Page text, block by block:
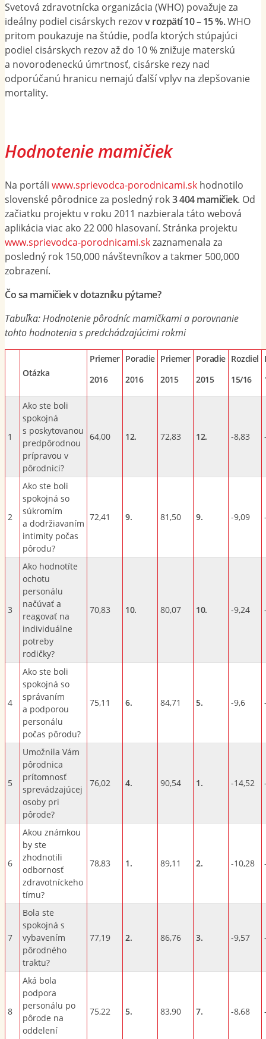
Svetová zdravotnícka organizácia (WHO) považuje za
ideálny podiel cisárskych rezovv rozpätí 10 – 15 %.WHO
pritom poukazuje na štúdie, podľa ktorých stúpajúci
podiel cisárskych rezov až do 10 % znižuje materskú
a novorodeneckú úmrtnosť, cisárske rezy nad
odporúčanú hranicu nemajú ďalší vplyv na zlepšovanie
mortality.
Hodnotenie mamičiek
Na portáli www.sprievodca-porodnicami.sk hodnotilo
slovenské pôrodnice za posledný rok3 404 mamičiek. Od
začiatku projektu v roku 2011 nazbierala táto webová
aplikácia viac ako 22 000 hlasovaní. Stránka projektu
www.sprievodca-porodnicami.skzaznamenala za
posledný rok 150,000 návštevníkov a takmer 500,000
zobrazení.
Čo sa mamičiek v dotazníku pýtame?
Tabuľka: Hodnotenie pôrodníc mamičkami a porovnanie
tohto hodnotenia s predchádzajúcimi rokmi
Otázka
Priemer
2016
Poradie
2016
Priemer
2015
Poradie
2015
Rozdiel
15/16
1
Ako ste boli
spokojná
s poskytovanou
predpôrodnou
prípravou v
pôrodnici?
64,00 12. 72,83 12. -8,83
2
Ako ste boli
spokojná so
súkromím
a dodržiavaním
intimity počas
pôrodu?
72,41 9. 81,50 9. -9,09
3
Ako hodnotíte
ochotu
personálu
načúvať a
reagovať na
individuálne
potreby
rodičky?
70,83 10. 80,07 10. -9,24
4
Ako ste boli
spokojná so
správaním
a podporou
personálu
počas pôrodu?
75,11 6. 84,71 5. -9,6
5
Umožnila Vám
pôrodnica
prítomnosť
sprevádzajúcej
osoby pri
pôrode?
76,02 4. 90,54 1. -14,52
6
Akou známkou
by ste
zhodnotili
odbornosť
zdravotníckeho
tímu?
78,83 1. 89,11 2. -10,28
7
Bola ste
spokojná s
vybavením
pôrodného
traktu?
77,19 2. 86,76 3. -9,57
8
Aká bola
podpora
personálu po
pôrode na
oddelení
75,22 5. 83,90 7. -8,68